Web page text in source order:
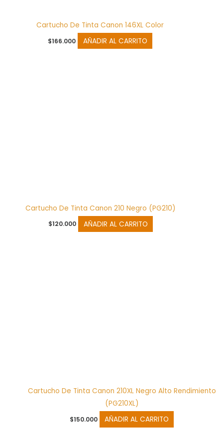
Cartucho De Tinta Canon 146XL Color
$166.000 AÑADIR AL CARRITO
Cartucho De Tinta Canon 210 Negro (PG210)
$120.000 AÑADIR AL CARRITO
Cartucho De Tinta Canon 210XL Negro Alto Rendimiento
(PG210XL)
$150.000 AÑADIR AL CARRITO